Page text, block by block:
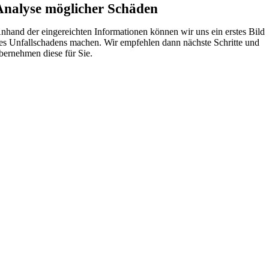
möglicher Schäden
der eingereichten Informationen können wir uns ein erstes Bild
Unfallschadens machen. Wir empfehlen dann nächste Schritte und
diese für Sie.